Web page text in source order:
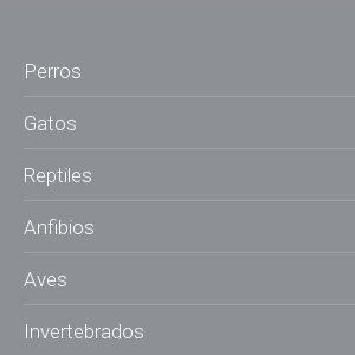
Perros
Gatos
Reptiles
Anfibios
Aves
Invertebrados